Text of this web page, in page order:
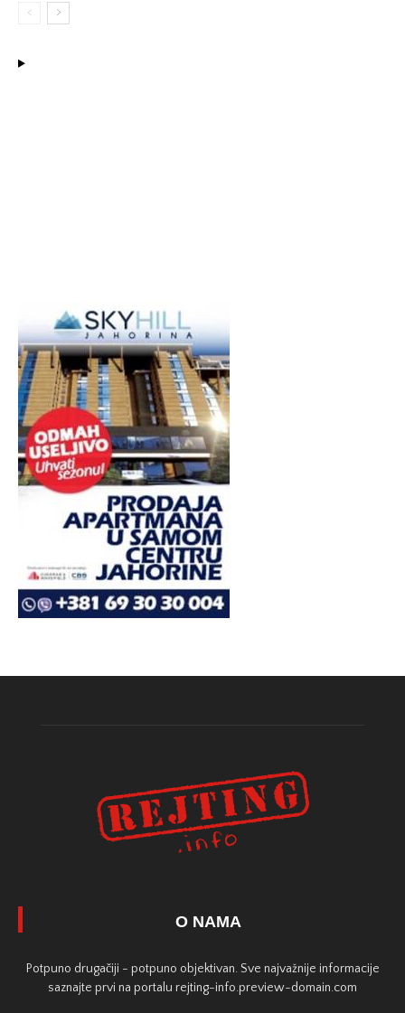
O NAMA
Potpuno drugačiji - potpuno objektivan. Sve najvažnije informacije
saznajte prvi na portalu rejting-info.preview-domain.com